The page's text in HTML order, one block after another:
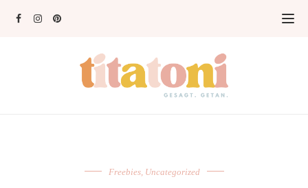
Freebies, Uncategorized